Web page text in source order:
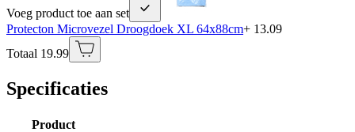
Voeg product toe aan set
Protecton Microvezel Droogdoek XL 64x88cm+ 13.09
Totaal 19.99
Specificaties
Product